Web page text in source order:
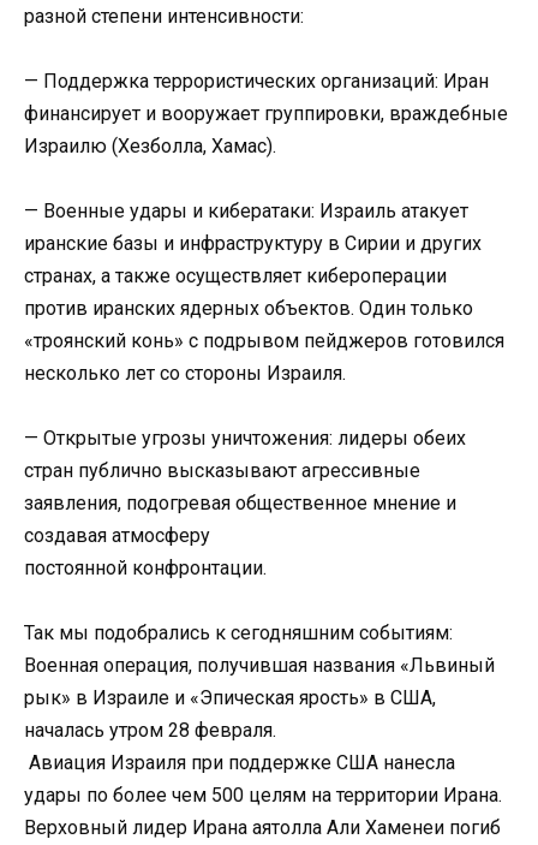
разной степени интенсивности:
— Поддержка террористических организаций: Иран
финансирует и вооружает группировки, враждебные
Израилю (Хезболла, Хамас).
— Военные удары и кибератаки: Израиль атакует
иранские базы и инфраструктуру в Сирии и других
странах, а также осуществляет кибероперации
против иранских ядерных объектов. Один только
«троянский конь» с подрывом пейджеров готовился
несколько лет со стороны Израиля.
— Открытые угрозы уничтожения: лидеры обеих
стран публично высказывают агрессивные
заявления, подогревая общественное мнение и
создавая атмосферу
постоянной конфронтации.
Так мы подобрались к сегодняшним событиям:
Военная операция, получившая названия «Львиный
рык» в Израиле и «Эпическая ярость» в США,
началась утром 28 февраля.
Авиация Израиля при поддержке США нанесла
удары по более чем 500 целям на территории Ирана.
Верховный лидер Ирана аятолла Али Хаменеи погиб